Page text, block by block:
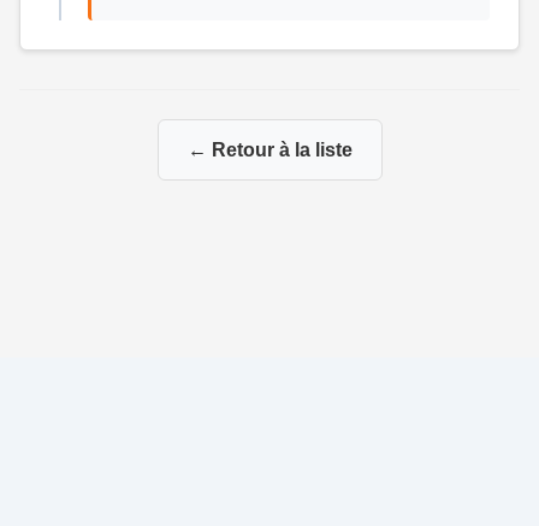
← Retour à la liste